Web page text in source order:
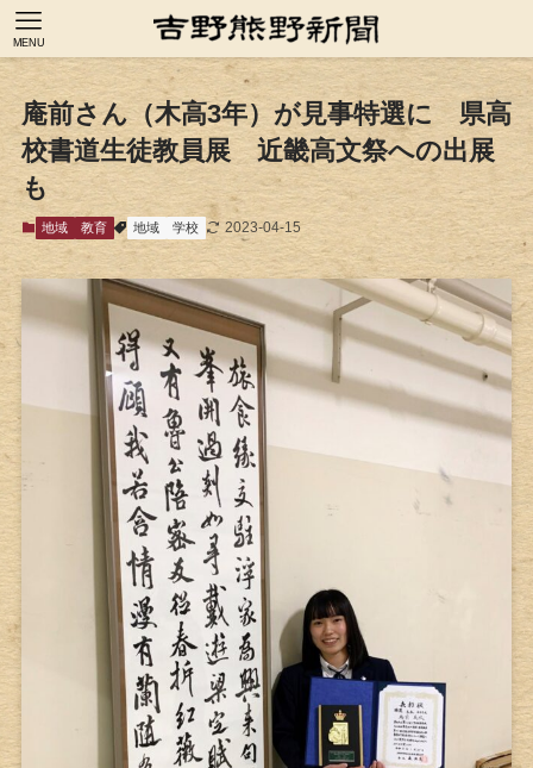
MENU
庵前さん（木高3年）が見事特選に 県高
校書道生徒教員展 近畿高文祭への出展
も
地域 教育 地域 学校 2023-04-15